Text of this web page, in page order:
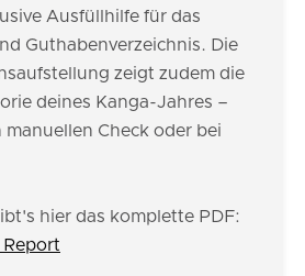
Ausfüllhilfe für das
Guthabenverzeichnis. Die
zeigt zudem die
deines Kanga-Jahres –
Check oder bei
hier das komplette PDF:
Report